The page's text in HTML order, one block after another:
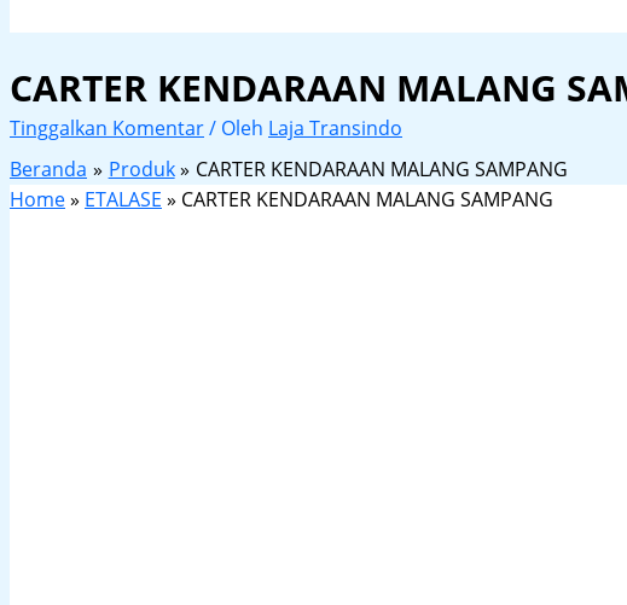
CARTER KENDARAAN MALANG
Tinggalkan Komentar/ Oleh Laja Transindo
Beranda
Produk
CARTER KENDARAAN MALANG SAMPANG
Home» ETALASE » CARTER KENDARAAN MALANG SAMPANG